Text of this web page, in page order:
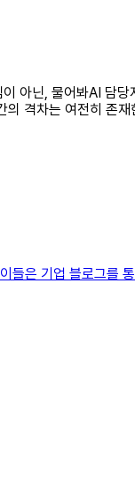
아닌, 물어봐AI 담
격차는 여전히 존
들은 기업 블로그를